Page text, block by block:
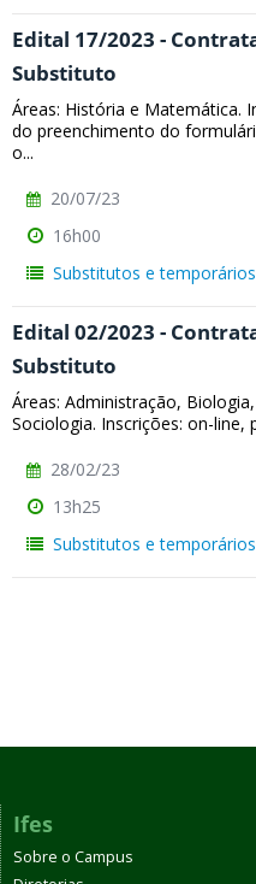
Edital 17/2023 -
Substituto
Áreas: História e Matemática.
do preenchimento do
o...
20/07/23
16h00
Substitutos e temporários
Edital 02/2023 -
Substituto
Áreas: Administração,
Sociologia. Inscrições: on-line,
28/02/23
13h25
Substitutos e temporários
Ifes
Sobre o Campus